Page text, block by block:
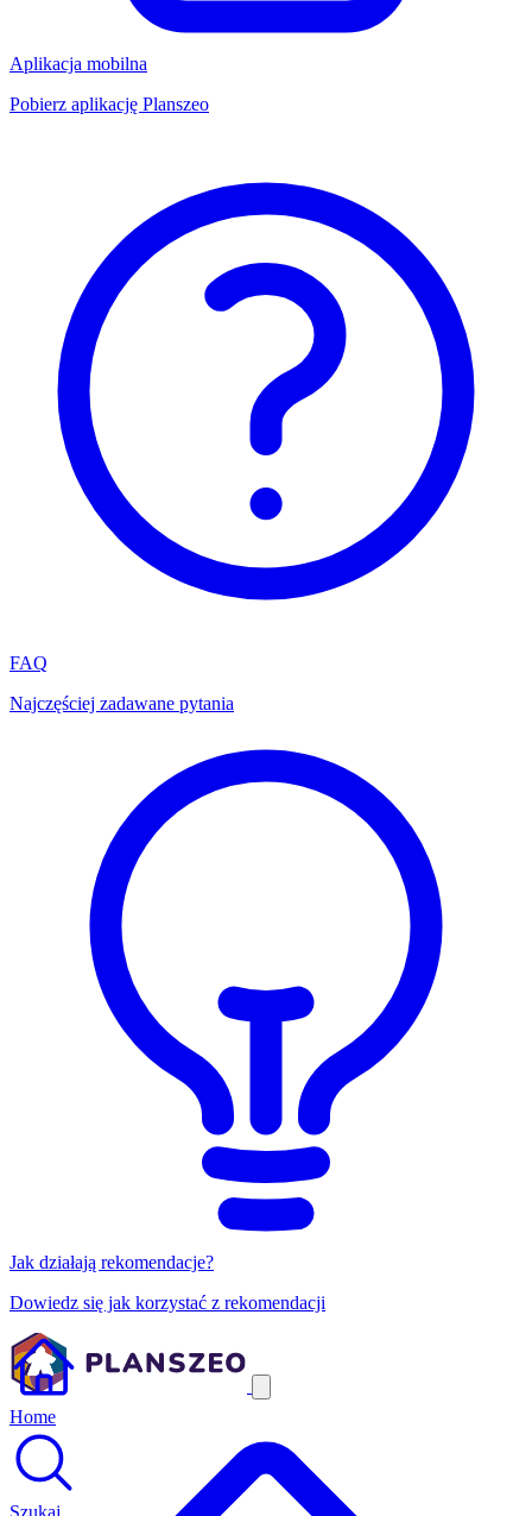
Aplikacja mobilna
Pobierz aplikację Planszeo
FAQ
Najczęściej zadawane pytania
Jak działają rekomendacje?
Dowiedz się jak korzystać z rekomendacji
Home
Szukaj